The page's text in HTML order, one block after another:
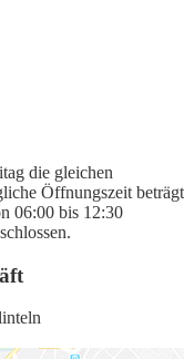
die gleichen
Öffnungszeit beträgt
06:00 bis 12:30